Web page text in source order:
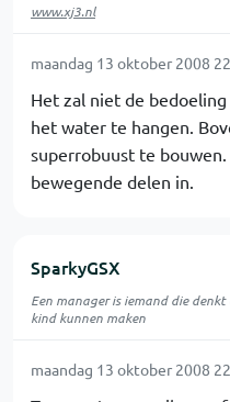
www.xj3.nl
maandag 13 oktober 2008
Het zal niet de
het water te hangen.
superrobuust te
bewegende delen in.
SparkyGSX
Een manager is iemand die
kind kunnen maken
maandag 13 oktober 2008